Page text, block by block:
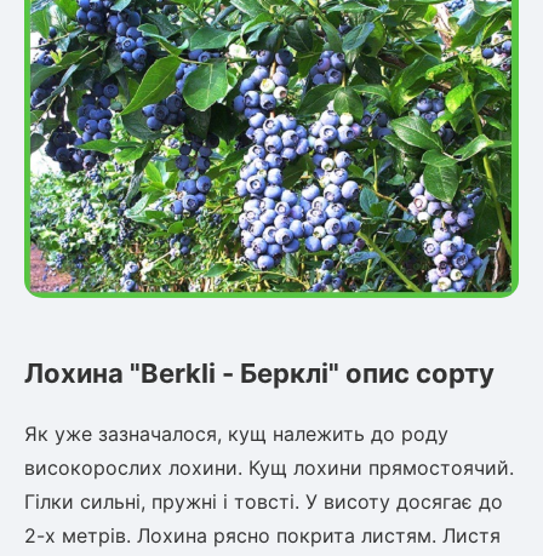
Лохина "Berkli - Берклі" опис сорту
Як уже зазначалося, кущ належить до роду
високорослих лохини. Кущ лохини прямостоячий.
Гілки сильні, пружні і товсті. У висоту досягає до
2-х метрів. Лохина рясно покрита листям. Листя